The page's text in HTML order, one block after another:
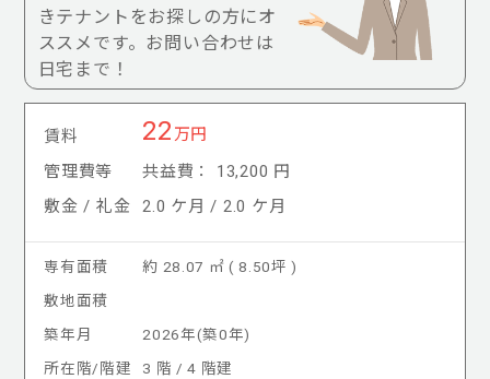
きテナントをお探しの方にオ
ススメです。お問い合わせは
日宅まで！
賃料 22 万円
管理費等
共益費： 13,200 円
敷金 / 礼金
2.0 ケ月 / 2.0 ケ月
専有面積
約 28.07 ㎡ ( 8.50坪 )
敷地面積
築年月
2026年(築0年)
所在階/階建
3 階 / 4 階建